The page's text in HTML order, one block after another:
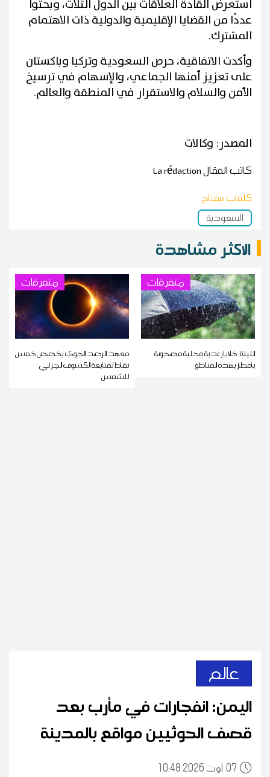
استعرض القادة العلاقات بين الدول الثلاث، وبحثوا
عددًا من القضايا الإقليمية والدولية ذات الاهتمام
المشترك.
وأكدت الاتفاقية، حرص السعودية وتركيا وباكستان
على تعزيز أمنها الجماعي، والإسهام في ترسيخ
الأمن والسلام والاستقرار في المنطقة والعالم.
المصدر: وكالات
كاتب المقالLa rédaction
كلمات مفتاح
السعودية
الاكثر مشاهدة
متفرقات
الليلة: خلايا رعدية محلية مصحوبة
بأمطار بهذه المناطق
متفرقات
معهد الرصد الجوي يخصص خمس
نقاط لمتابعة الكسوف الجزئي
للشمس
عالم
اليمن: انفجارات في مأرب بعد
قصف الحوثيين مواقع بالمدينة
0710:48 2026 أوت